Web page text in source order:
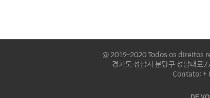
@ 2019-2020 Todos os direitos
경기도 성남시 분당구 성남대로
Contato: